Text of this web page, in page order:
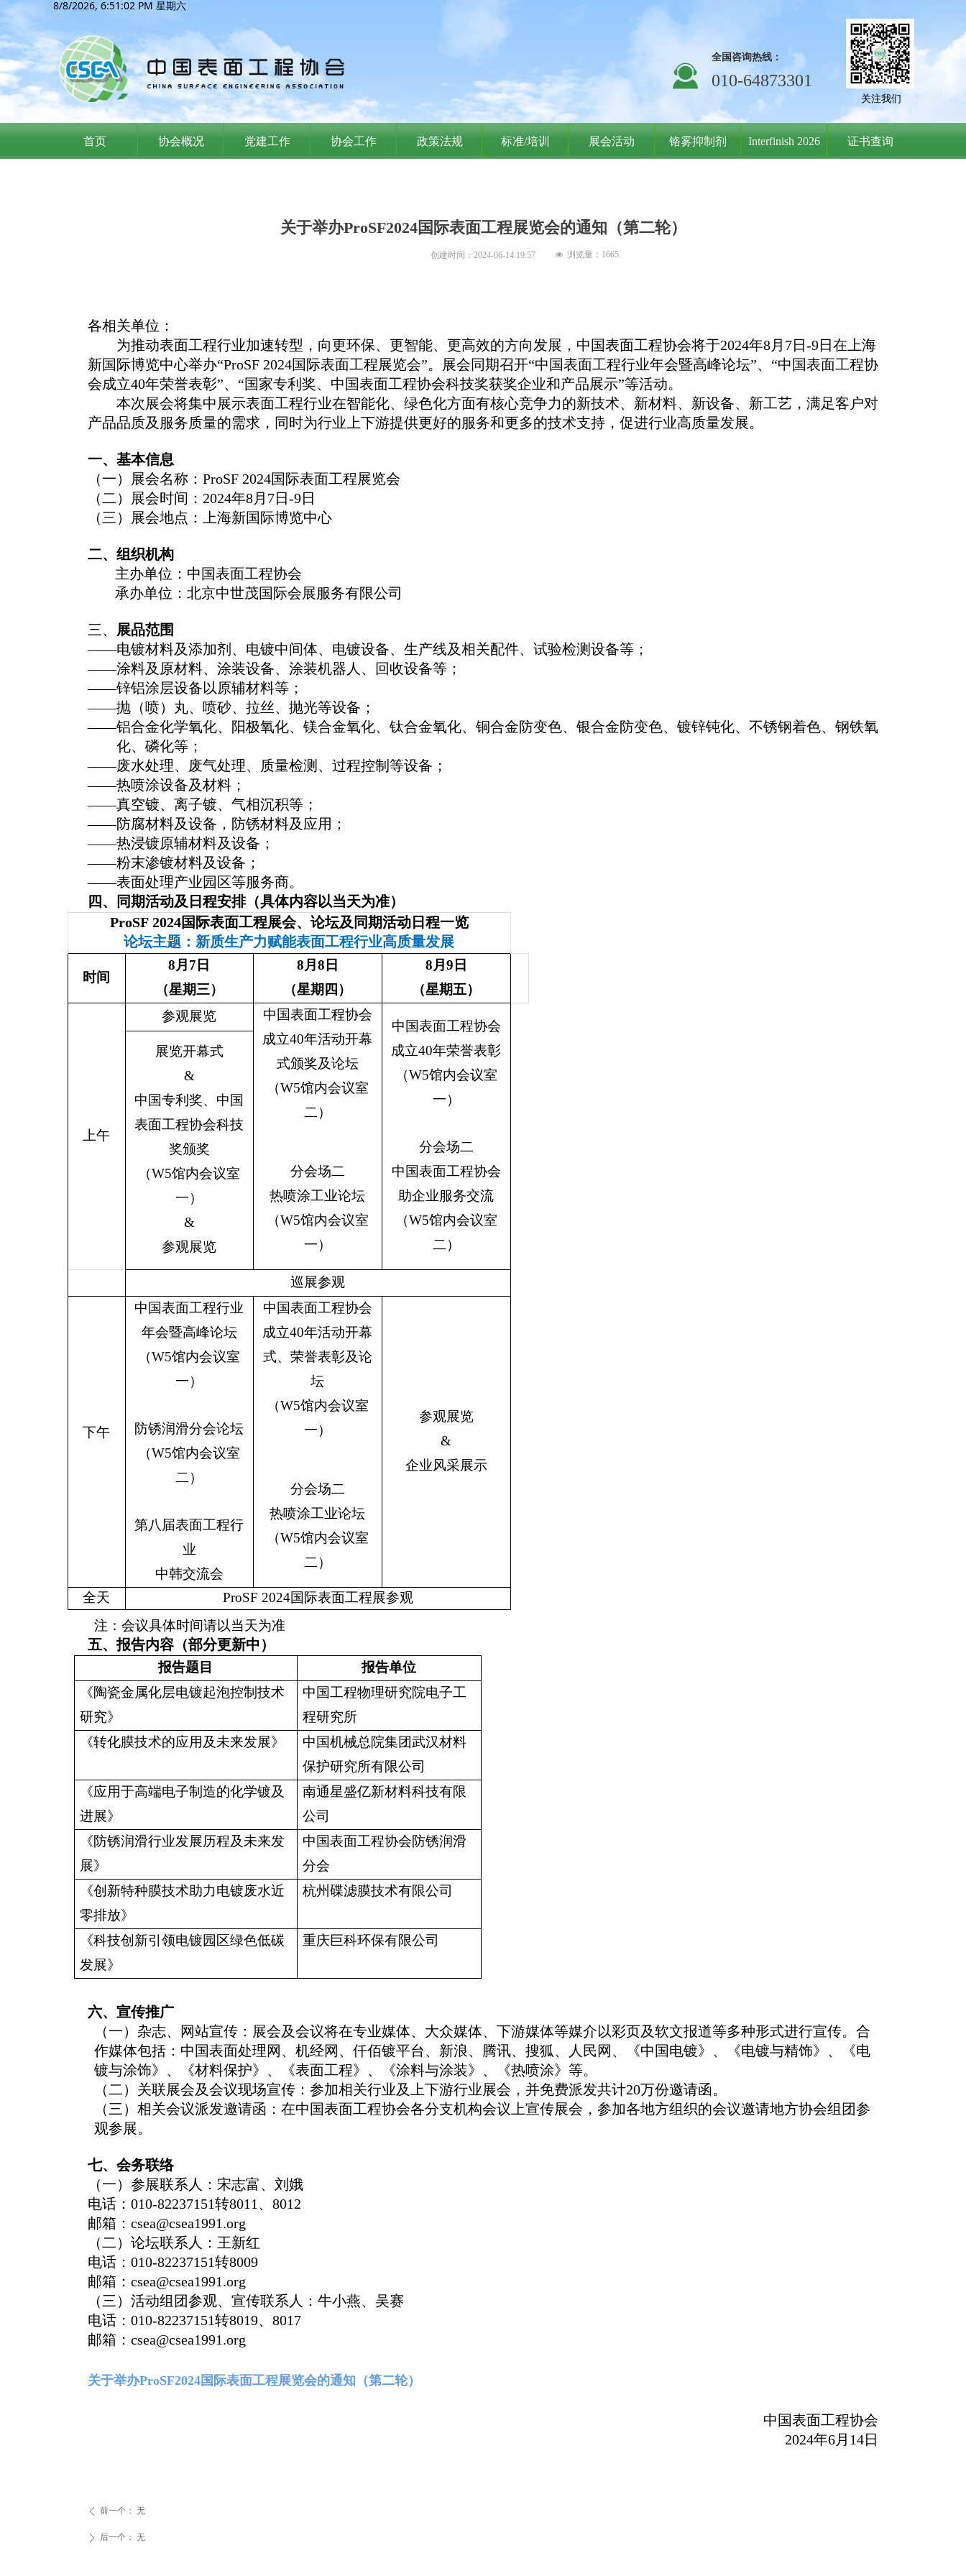
首页 协会概况 党建工作 协会工作 政策法规 标准/培训 展会活动 铬雾抑制剂 Interfinish 2026 证书查询
끤 010-64873301
全国咨询热线：
8/8/2026, 6:51:03 PM 星期六
关注我们
关于举办ProSF2024国际表面工程展览会的通知（第二轮）
各相关单位：
为推动表面工程行业加速转型，向更环保、更智能、更高效的方向发展，中国表面工程协会将于2024年8月 7日 -9日在上海
新国际博览中心举办“ProSF 2024国际表面工程展览会”。展会同期召开“中国表面工程行业年会暨高峰论坛”、“中国表面工程协
会成立40年荣誉表彰”、“国家专利奖、中国表面工程协会科技奖获奖企业和产品展示”等活动。
本次展会将集中展示表面工程行业在智能化、绿色化方面有核心竞争力的新技术、新材料、新设备、新工艺， 满足客户对
产品品质及服务质量的需求， 同时为行业上下游提供更好的服务和更多的技术支持，促进行业高质量发展。
一、基本信息
（一） 展会名称： ProSF 2024国际表面工程展览会
（二） 展会时间： 2024年8月 7日 -9日
（三） 展会地点： 上海新国际博览中心
二、组织机构
主办单位：中国表面工程协会
承办单位： 北京中世茂国际会展服务有限公司
三、 展品范围
——电镀材料及添加剂、电镀中间体、电镀设备、生产线及相关配件、试验检测设备等 ；
——涂料及原材料、 涂装设备、涂装机器人、回收设备等 ；
——锌铝涂层设备以原辅材料等 ；
——抛（喷）丸、喷砂、拉丝、抛光等设备 ；
——铝合金化学氧化、阳极氧化、镁合金氧化、钛合金氧化、铜合金防变色、银合金防变色、镀锌钝化、不锈钢着色、钢铁氧
化、磷化等 ；
——废水处理、废气处理、质量检测、过程控制 等设备 ；
——热喷涂设备及材料 ；
——真空镀、离子镀、气相沉积等 ；
——防腐材料及设备 ， 防锈材料及应用 ；
——热浸镀原辅材料及设备 ；
——粉末渗镀材料及设备；
——表面处理产业园区等服务商。
四 、同期活动及 日程安排（具体内容以当天为准）
ProSF2024国际表面工程展会、论坛及同期活动日程一览
论坛主题：新质生产力赋能表面工程行业高质量发展
时间
8月7日
（星期三）
8月8日
（星期四）
8月9日
（星期五）
上午
参观展览
中国表面工程协会
成立40年活动开幕
式颁奖及论坛
（W5馆内会议室
二）
分会场二
热喷涂工业论坛
（W5馆内会议室
一）
中国表面工程协会
成立40年荣誉表彰
（W5馆内会议室
一）
分会场二
中国表面工程协会
助企业服务交流
（W5馆内会议室
二）
展览开幕式
&
中国专利奖、中国
表面工程协会科技
奖颁奖
（W5馆内会议室
一）
&
参观展览
巡展参观
下午
中国表面工程行业
年会暨高峰论坛
（W5馆内会议室
一）
防锈润滑分会论坛
（W5馆内会议室
二）
第八届表面工程行
业
中韩交流会
中国表面工程协会
成立40年活动开幕
式、荣誉表彰及论
坛
（W5馆内会议室
一）
分会场二
热喷涂工业论坛
（W5馆内会议室
二）
参观展览
&
企业风采展示
全天 ProSF 2024国际表面工程展参观
注：会议具体时间请以当天为准
五、报告内容（部分更新中）
报告题目
报告单位
《陶瓷金属化层电镀起泡控制技术
研究》
中国工程物理研究院电子工
程研究所
《转化膜技术的应用及未来发展》
中国机械总院集团武汉材料
保护研究所有限公司
《应用于高端电子制造的化学镀及
进展》
南通星盛亿新材料科技有限
公司
《防锈润滑行业发展历程及未来发
展》
中国表面工程协会防锈润滑
分会
《创新特种膜技术助力电镀废水近
零排放》
杭州碟滤膜技术有限公司
《科技创新引领电镀园区绿色低碳
发展》
重庆巨科环保有限公司
六、宣传推广
（一） 杂志、网站宣传：展会及会议将在专业媒体、大众媒体、下游媒体等媒介以彩页及软文报道等多种形式进行宣传。合
作媒体包括：中国表面处理网、机经网 、仟佰镀平台、 新浪、腾讯、搜狐、人民网、《中国电镀》、《电镀与精饰》、《电
镀与涂饰》、《材料保护》、《表面工程》、《涂料与涂装》、
《热喷涂》等。
（二）关联展会及会议现场宣传：参加相关行业及上下游行业展会，并免费派发共计20万份邀请函。
（三）相关会议派发邀请函 ：在中国表面工程协会各分支机构会议上宣传展会，参加各地方组织的会议邀请地方协会组团参
观参展。
七、 会务联络
（一）参展联系人： 宋志富、 刘娥
电话： 010-82237151转8011 、 8012
邮箱： csea@csea1991.org
（二） 论坛联系人： 王新红
电话： 010-82237151转8009
邮箱： csea@csea1991.org
（三） 活动组团参观、宣传联系人：牛小燕、吴赛
电话： 010-82237151转8019、 8017
邮箱： csea@csea1991.org
关于举办ProSF2024国际表面工程展览会的通知（第二轮）
中国表面工程协会
2024年6月 14日
创建时间： 2024-06-14 19:57
ꄴ 前一个： 无
ꄲ 后一个： 无
넶 浏览量： 1665